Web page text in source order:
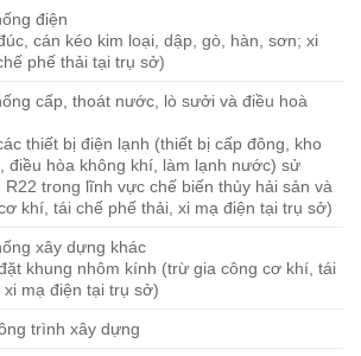
điện
cán kéo kim loại, dập, gò, hàn, sơn; xi
phế thải tại trụ sở)
cấp, thoát nước, lò sưởi và điều hoà
thiết bị điện lạnh (thiết bị cấp đông, kho
điều hòa không khí, làm lạnh nước) sử
R22 trong lĩnh vực chế biến thủy hải sản và
khí, tái chế phế thải, xi mạ điện tại trụ sở)
xây dựng khác
khung nhôm kính (trừ gia công cơ khí, tái
mạ điện tại trụ sở)
trình xây dựng